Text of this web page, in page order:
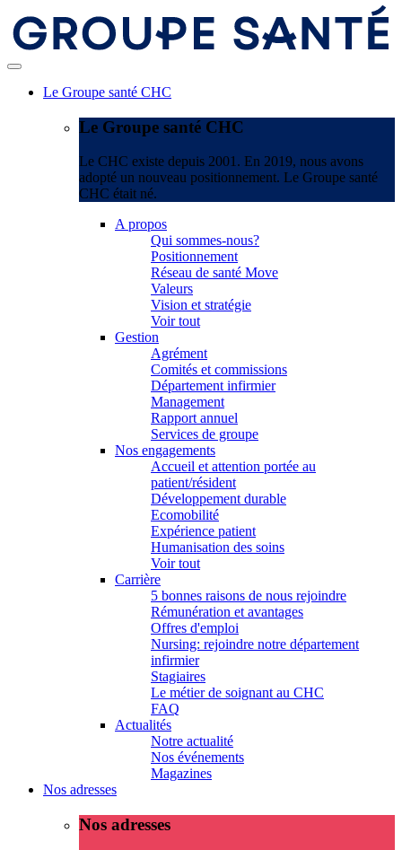
Le Groupe santé CHC
Le Groupe santé CHC
Le CHC existe depuis 2001. En 2019, nous avons
adopté un nouveau positionnement. Le Groupe santé
CHC était né.
A propos
Qui sommes-nous?
Positionnement
Réseau de santé Move
Valeurs
Vision et stratégie
Voir tout
Gestion
Agrément
Comités et commissions
Département infirmier
Management
Rapport annuel
Services de groupe
Nos engagements
Accueil et attention portée au
patient/résident
Développement durable
Ecomobilité
Expérience patient
Humanisation des soins
Voir tout
Carrière
5 bonnes raisons de nous rejoindre
Rémunération et avantages
Offres d'emploi
Nursing: rejoindre notre département
infirmier
Stagiaires
Le métier de soignant au CHC
FAQ
Actualités
Notre actualité
Nos événements
Magazines
Nos adresses
Nos adresses